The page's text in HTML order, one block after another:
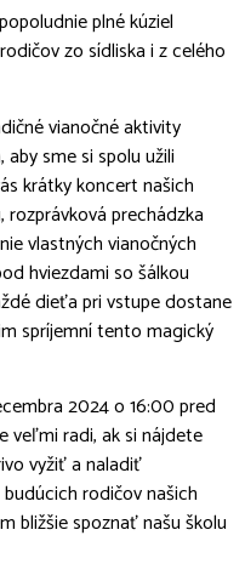
plné kúziel
zo sídliska i z celého
vianočné aktivity
sme si spolu užili
krátky koncert našich
prechádzka
vlastných vianočných
hviezdami so šálkou
dieťa pri vstupe dostane
spríjemní tento magický
2024 o 16:00 pred
veľmi radi, ak si nájdete
vyžiť a naladiť
rodičov našich
bližšie spoznať našu školu